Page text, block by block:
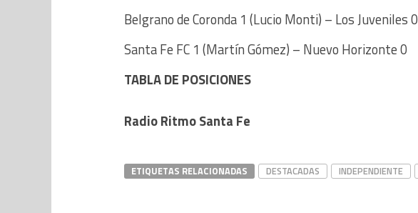
Belgrano de Coronda 1 (Lucio Monti) – Los Juveniles 0
Santa Fe FC 1 (Martín Gómez) – Nuevo Horizonte 0
TABLA DE POSICIONES
Radio Ritmo Santa Fe
ETIQUETAS RELACIONADAS DESTACADAS INDEPENDIENTE